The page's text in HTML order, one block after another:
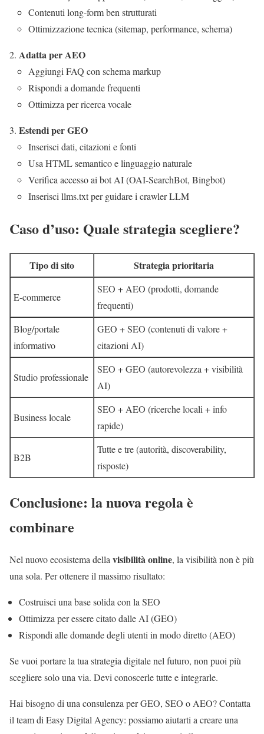
Contenuti long-form ben strutturati
Ottimizzazione tecnica (sitemap, performance, schema)
Adatta per AEO
Aggiungi FAQ con schema markup
Rispondi a domande frequenti
Ottimizza per ricerca vocale
Estendi per GEO
Inserisci dati, citazioni e fonti
Usa HTML semantico e linguaggio naturale
Verifica accesso ai bot AI (OAI-SearchBot, Bingbot)
Inserisci llms.txt per guidare i crawler LLM
Caso d’uso: Quale strategia scegliere?
Tipo di sito Strategia prioritaria
E-commerce
SEO + AEO (prodotti, domande
frequenti)
Blog/portale
informativo
GEO + SEO (contenuti di valore +
citazioni AI)
Studio professionale
SEO + GEO (autorevolezza + visibilità
AI)
Business locale
SEO + AEO (ricerche locali + info
rapide)
B2B
Tutte e tre (autorità, discoverability,
risposte)
Conclusione: la nuova regola è
combinare
Nel nuovo ecosistema della visibilità online, la visibilità non è più
una sola. Per ottenere il massimo risultato:
Costruisci una base solida con la SEO
Ottimizza per essere citato dalle AI (GEO)
Rispondi alle domande degli utenti in modo diretto (AEO)
Se vuoi portare la tua strategia digitale nel futuro, non puoi più
scegliere solo una via. Devi conoscerle tutte e integrarle.
Hai bisogno di una consulenza per GEO, SEO o AEO? Contatta
il team di Easy Digital Agency: possiamo aiutarti a creare una